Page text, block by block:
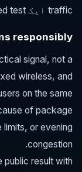
traffic ایک speed test کو متاثر کر سکتے ہیں۔
responsibly
signal, not a
wireless, and
on the same
of package
or evening
congestion.
result with